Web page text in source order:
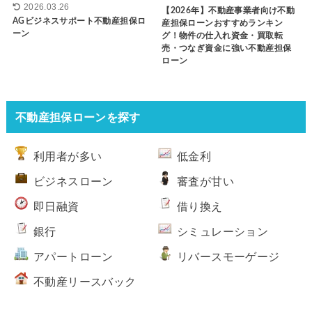
2026.03.26
AGビジネスサポート不動産担保ロ
ーン
【2026年】不動産事業者向け不動
産担保ローンおすすめランキン
グ！物件の仕入れ資金・買取転
売・つなぎ資金に強い不動産担保
ローン
不動産担保ローンを探す
利用者が多い 低金利
ビジネスローン 審査が甘い
即日融資 借り換え
銀行 シミュレーション
アパートローン リバースモーゲージ
不動産リースバック